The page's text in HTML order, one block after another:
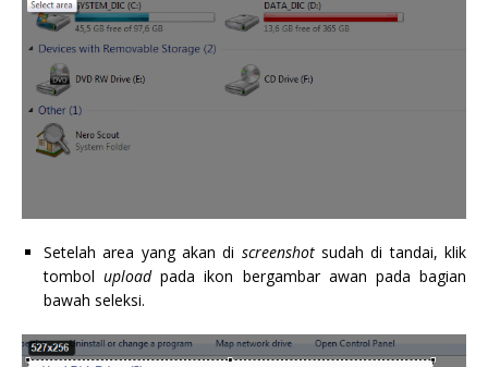
Setelah area yang akan di screenshotsudah di tandai, klik
tomboluploadpada ikon bergambar awan pada bagian
bawah seleksi.